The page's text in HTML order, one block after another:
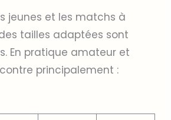
jeunes et les matchs à
tailles adaptées sont
En pratique amateur et
principalement :